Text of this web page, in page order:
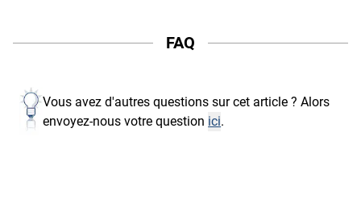
FAQ
Vous avez d'autres questions sur cet article ? Alors
envoyez-nous votre question ici.